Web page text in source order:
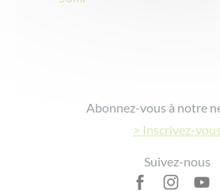
Abonnez-vous à notre
> Inscrivez-vous
Suivez-nous